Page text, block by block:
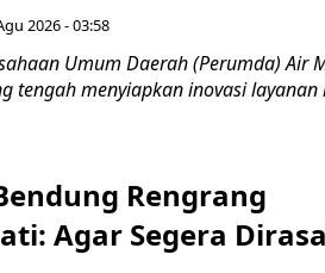
2026 - 03:58
Umum Daerah (Perumda) Air
tengah menyiapkan inovasi
Rengrang
Agar Segera